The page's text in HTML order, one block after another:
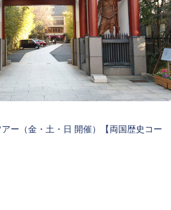
ー（金・土・日 開催）【両国歴史コー